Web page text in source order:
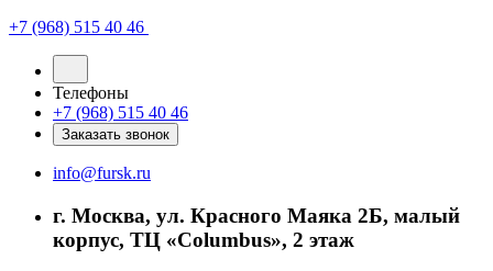
+7 (968) 515 40 46
Телефоны
+7 (968) 515 40 46
Заказать звонок
info@fursk.ru
г. Москва, ул. Красного Маяка 2Б, малый
корпус, ТЦ «Columbus», 2 этаж